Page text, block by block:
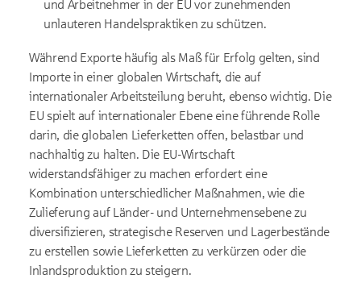
und Arbeitnehmer in der EU vor zunehmenden
unlauteren Handelspraktiken zu schützen.
Während Exporte häufig als Maß für Erfolg gelten, sind
Importe in einer globalen Wirtschaft, die auf
internationaler Arbeitsteilung beruht, ebenso wichtig. Die
EU spielt auf internationaler Ebene eine führende Rolle
darin, die globalen Lieferketten offen, belastbar und
nachhaltig zu halten. Die EU-Wirtschaft
widerstandsfähiger zu machen erfordert eine
Kombination unterschiedlicher Maßnahmen, wie die
Zulieferung auf Länder- und Unternehmensebene zu
diversifizieren, strategische Reserven und Lagerbestände
zu erstellen sowie Lieferketten zu verkürzen oder die
Inlandsproduktion zu steigern.